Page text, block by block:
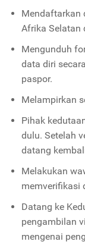
Mendaftarkan
Afrika Selatan
Mengunduh
data diri
paspor.
Melampirkan
Pihak
dulu. Setelah
datang
Melakukan
memverifikasi
Datang ke
pengambilan
mengenai